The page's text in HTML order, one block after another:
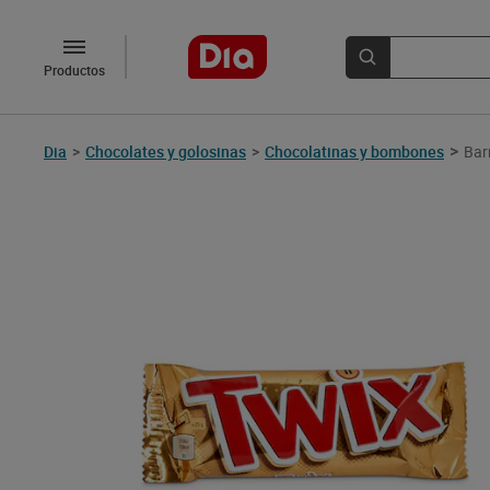
Productos
Dia > Chocolates y golosinas > Chocolatinas y bombones >